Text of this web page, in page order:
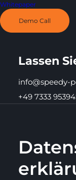
Whitepaper
Demo Call
Lassen
info@speedy-
+49 7333